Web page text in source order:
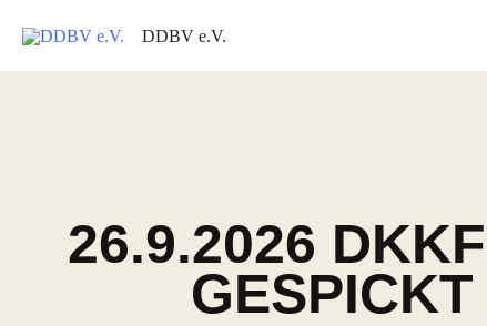
DDBV e.V.
26.9.2026